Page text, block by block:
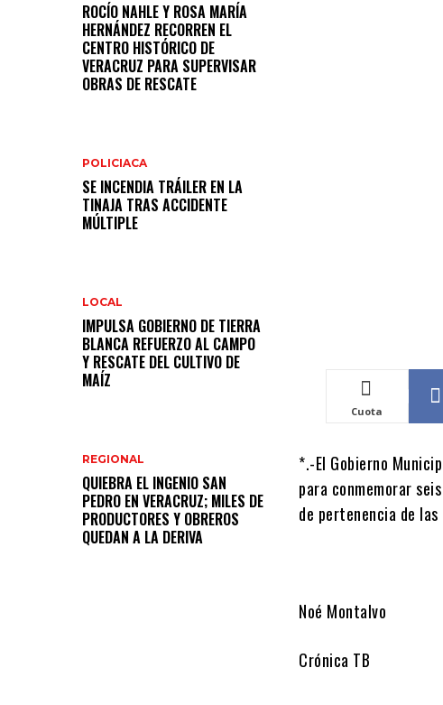
ROCÍO NAHLE Y ROSA MARÍA
HERNÁNDEZ RECORREN EL
CENTRO HISTÓRICO DE
VERACRUZ PARA SUPERVISAR
OBRAS DE RESCATE
POLICIACA
SE INCENDIA TRÁILER EN LA
TINAJA TRAS ACCIDENTE
MÚLTIPLE
LOCAL
IMPULSA GOBIERNO DE TIERRA
BLANCA REFUERZO AL CAMPO
Y RESCATE DEL CULTIVO DE
MAÍZ
REGIONAL
QUIEBRA EL INGENIO SAN
PEDRO EN VERACRUZ; MILES DE
PRODUCTORES Y OBREROS
QUEDAN A LA DERIVA
Cuota
*.-El Gobierno
para conmemorar
de pertenencia de
Noé Montalvo
Crónica TB